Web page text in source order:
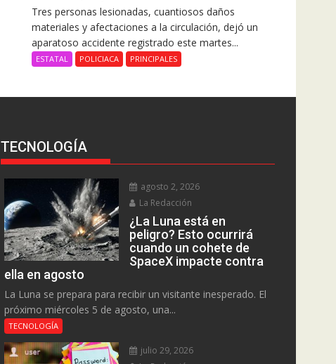
Tres personas lesionadas, cuantiosos daños
materiales y afectaciones a la circulación, dejó un
aparatoso accidente registrado este martes...
ESTATAL POLICIACA PRINCIPALES
TECNOLOGÍA
agosto 2, 2026
La Redacción
¿La Luna está en
peligro? Esto ocurrirá
cuando un cohete de
SpaceX impacte contra
ella en agosto
La Luna se prepara para recibir un visitante inesperado. El
próximo miércoles 5 de agosto, una...
TECNOLOGÍA
julio 29, 2026